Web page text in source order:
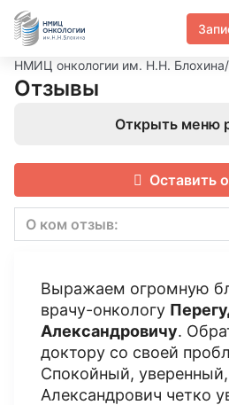
НМИЦ онкологии им. Н.Н. Блохина/
Отзывы
Открыть меню
Оставить
О ком отзыв:
Выражаем огромную
врачу-онкологу
Александровичу.
доктору со своей
Спокойный,
Александрович четко